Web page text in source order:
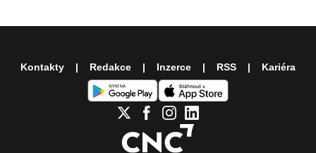
Kontakty Redakce Inzerce RSS Kariéra